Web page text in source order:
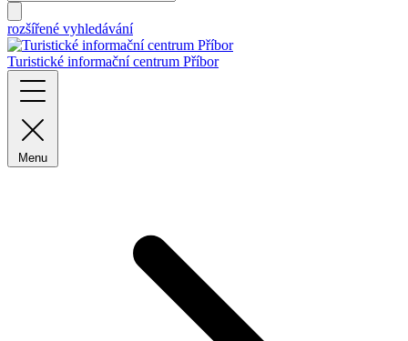
rozšířené vyhledávání
Turistické informační centrum Příbor
Menu